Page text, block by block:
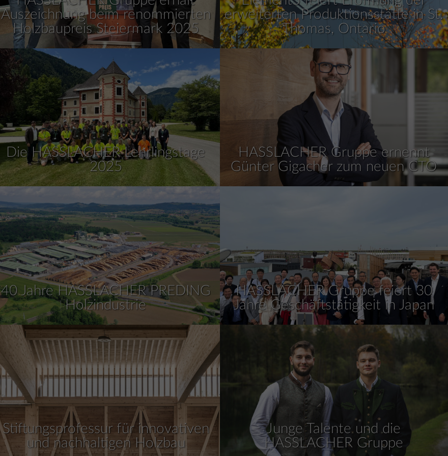
Auszeichnung beim renommierten
Holzbaupreis Steiermark 2025
erweiterten Produktionsstätte in St.
Thomas, Ontario
Die HASSLACHER Lehrlingstage
2025
HASSLACHER Gruppe ernennt
Günter Gigacher zum neuen CTO
40 Jahre HASSLACHER PREDING
Holzindustrie
HASSLACHER Gruppe feiert 30
Jahre Geschäftstätigkeit in Japan
Stiftungsprofessur für innovativen
und nachhaltigen Holzbau
Junge Talente und die
HASSLACHER Gruppe